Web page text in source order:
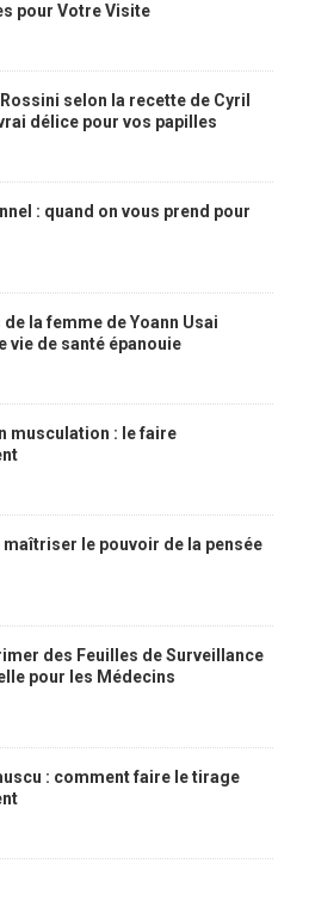
pour Votre Visite
selon la recette de Cyril
délice pour vos papilles
: quand on vous prend pour
la femme de Yoann Usai
vie de santé épanouie
musculation : le faire
maîtriser le pouvoir de la pensée
des Feuilles de Surveillance
pour les Médecins
: comment faire le tirage